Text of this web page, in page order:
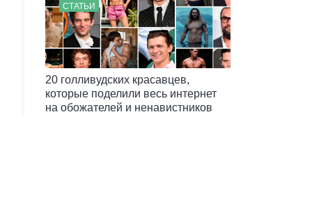
СТАТЬИ
20 голливудских красавцев,
которые поделили весь интернет
на обожателей и ненавистников